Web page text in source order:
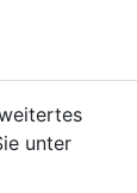
unter